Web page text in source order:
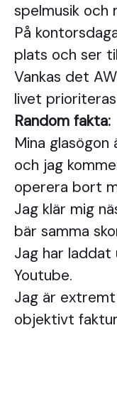
spelmusik och
På
plats och ser
Vankas det
livet
Random fakta:
Mina
och jag
operera bort
Jag klär mig
bär samma
Jag har
Youtube.
Jag är
objektivt